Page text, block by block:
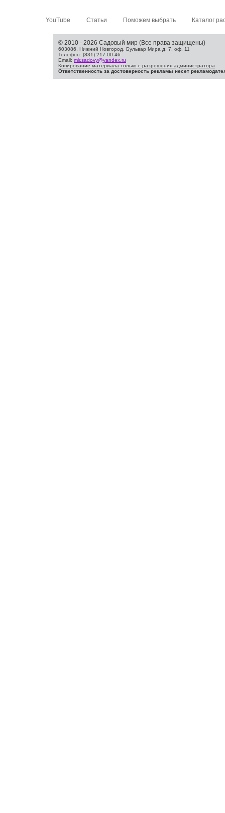
YouTube Статьи Поможем выбрать Каталог
© 2010 - 2026 Садовый мир (Все права защищены)
603086, Нижний Новгород, Бульвар Мира д. 7, оф. 11
Телефон: (831) 217-00-46
Email: mir.sadovy@yandex.ru
Копирование материала только с разрешения администратора
Ответственность за достоверность рекламы несет